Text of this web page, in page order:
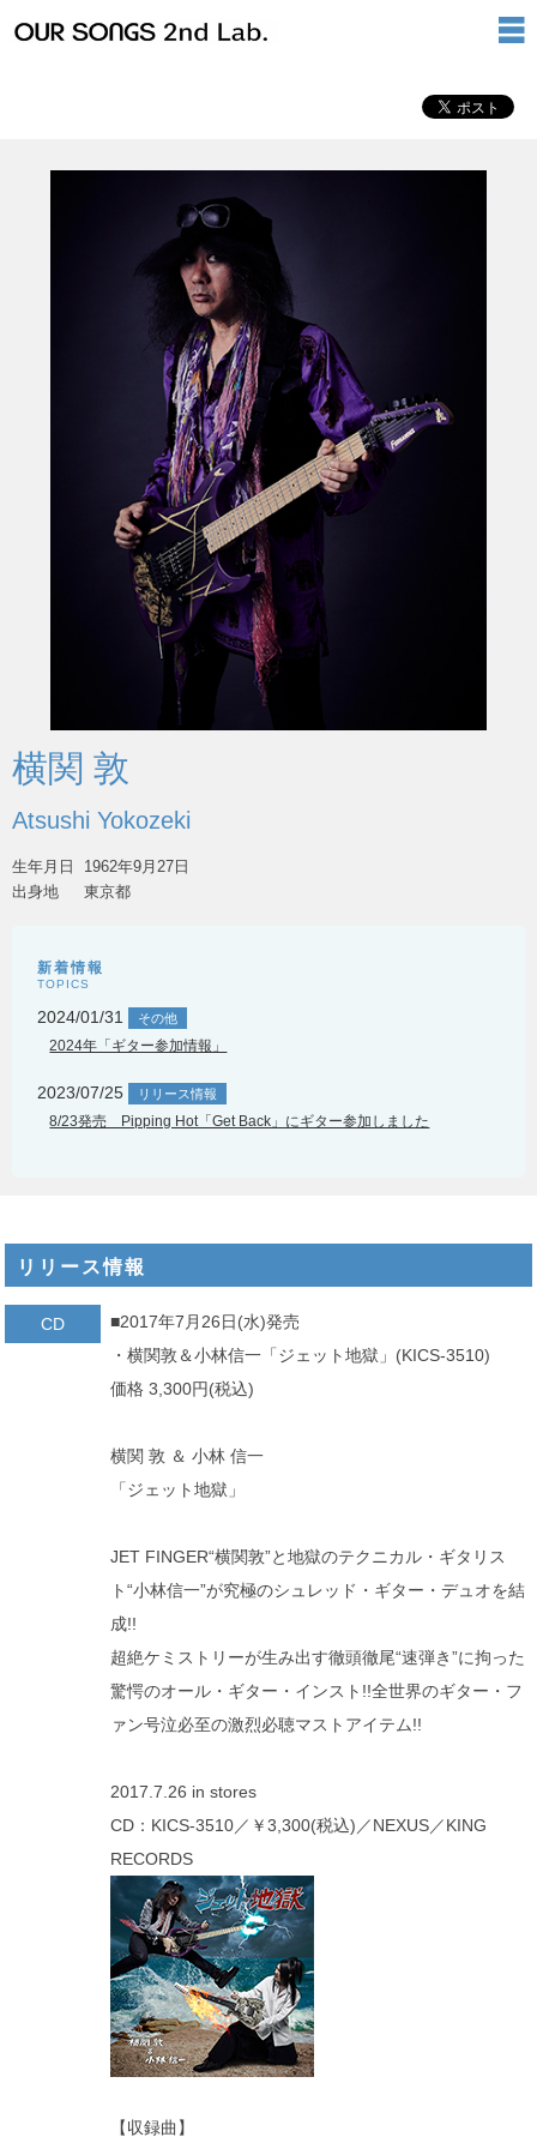
横関 敦
Atsushi Yokozeki
生年月日
1962年9月27日
出身地
東京都
新着情報
TOPICS
2024/01/31 その他
2024年「ギター参加情報」
2023/07/25 リリース情報
8/23発売 Pipping Hot「Get Back」にギター参加しました
リリース情報
CD
■2017年7月26日(水)発売
・横関敦＆小林信一「ジェット地獄」(KICS-3510)
価格 3,300円(税込)
横関 敦 ＆ 小林 信一
「ジェット地獄」
JET FINGER“横関敦”と地獄のテクニカル・ギタリス
ト“小林信一”が究極のシュレッド・ギター・デュオを結
成!!
超絶ケミストリーが生み出す徹頭徹尾“速弾き”に拘った
驚愕のオール・ギター・インスト!!全世界のギター・フ
ァン号泣必至の激烈必聴マストアイテム!!
2017.7.26 in stores
CD：KICS-3510／￥3,300(税込)／NEXUS／KING
RECORDS
【収録曲】